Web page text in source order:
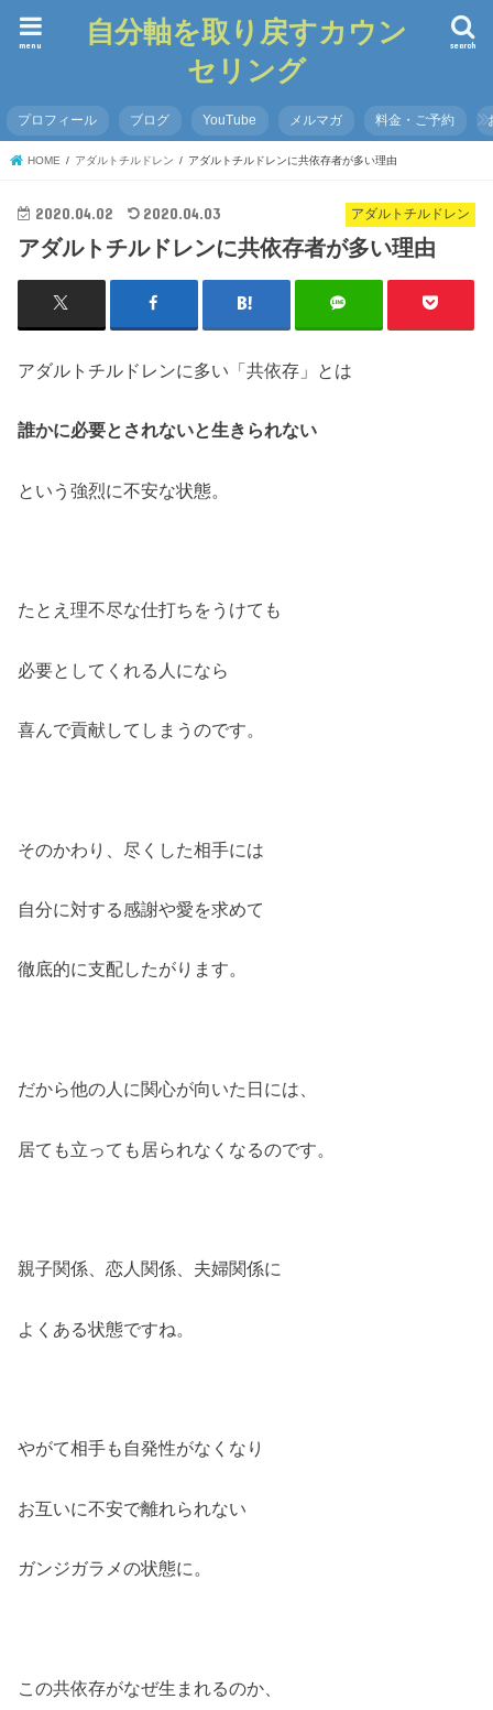
自分軸を取り戻すカウン
セリング
search
menu
プロフィール ブログ YouTube メルマガ 料金・ご予約
HOME アダルトチルドレン アダルトチルドレンに共依存者が多い理由
アダルトチルドレン
2020.04.02 2020.04.03
アダルトチルドレンに共依存者が多い理由
アダルトチルドレンに多い「共依存」とは
誰かに必要とされないと生きられない
という強烈に不安な状態。
たとえ理不尽な仕打ちをうけても
必要としてくれる人になら
喜んで貢献してしまうのです。
そのかわり、尽くした相手には
自分に対する感謝や愛を求めて
徹底的に支配したがります。
だから他の人に関心が向いた日には、
居ても立っても居られなくなるのです。
親子関係、恋人関係、夫婦関係に
よくある状態ですね。
やがて相手も自発性がなくなり
お互いに不安で離れられない
ガンジガラメの状態に。
この共依存がなぜ生まれるのか、